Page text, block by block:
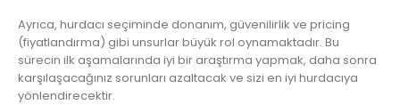
Ayrıca, hurdacı seçiminde donanım, güvenilirlik ve pricing
(fiyatlandırma) gibi unsurlar büyük rol oynamaktadır. Bu
sürecin ilk aşamalarında iyi bir araştırma yapmak, daha sonra
karşılaşacağınız sorunları azaltacak ve sizi en iyi hurdacıya
yönlendirecektir.